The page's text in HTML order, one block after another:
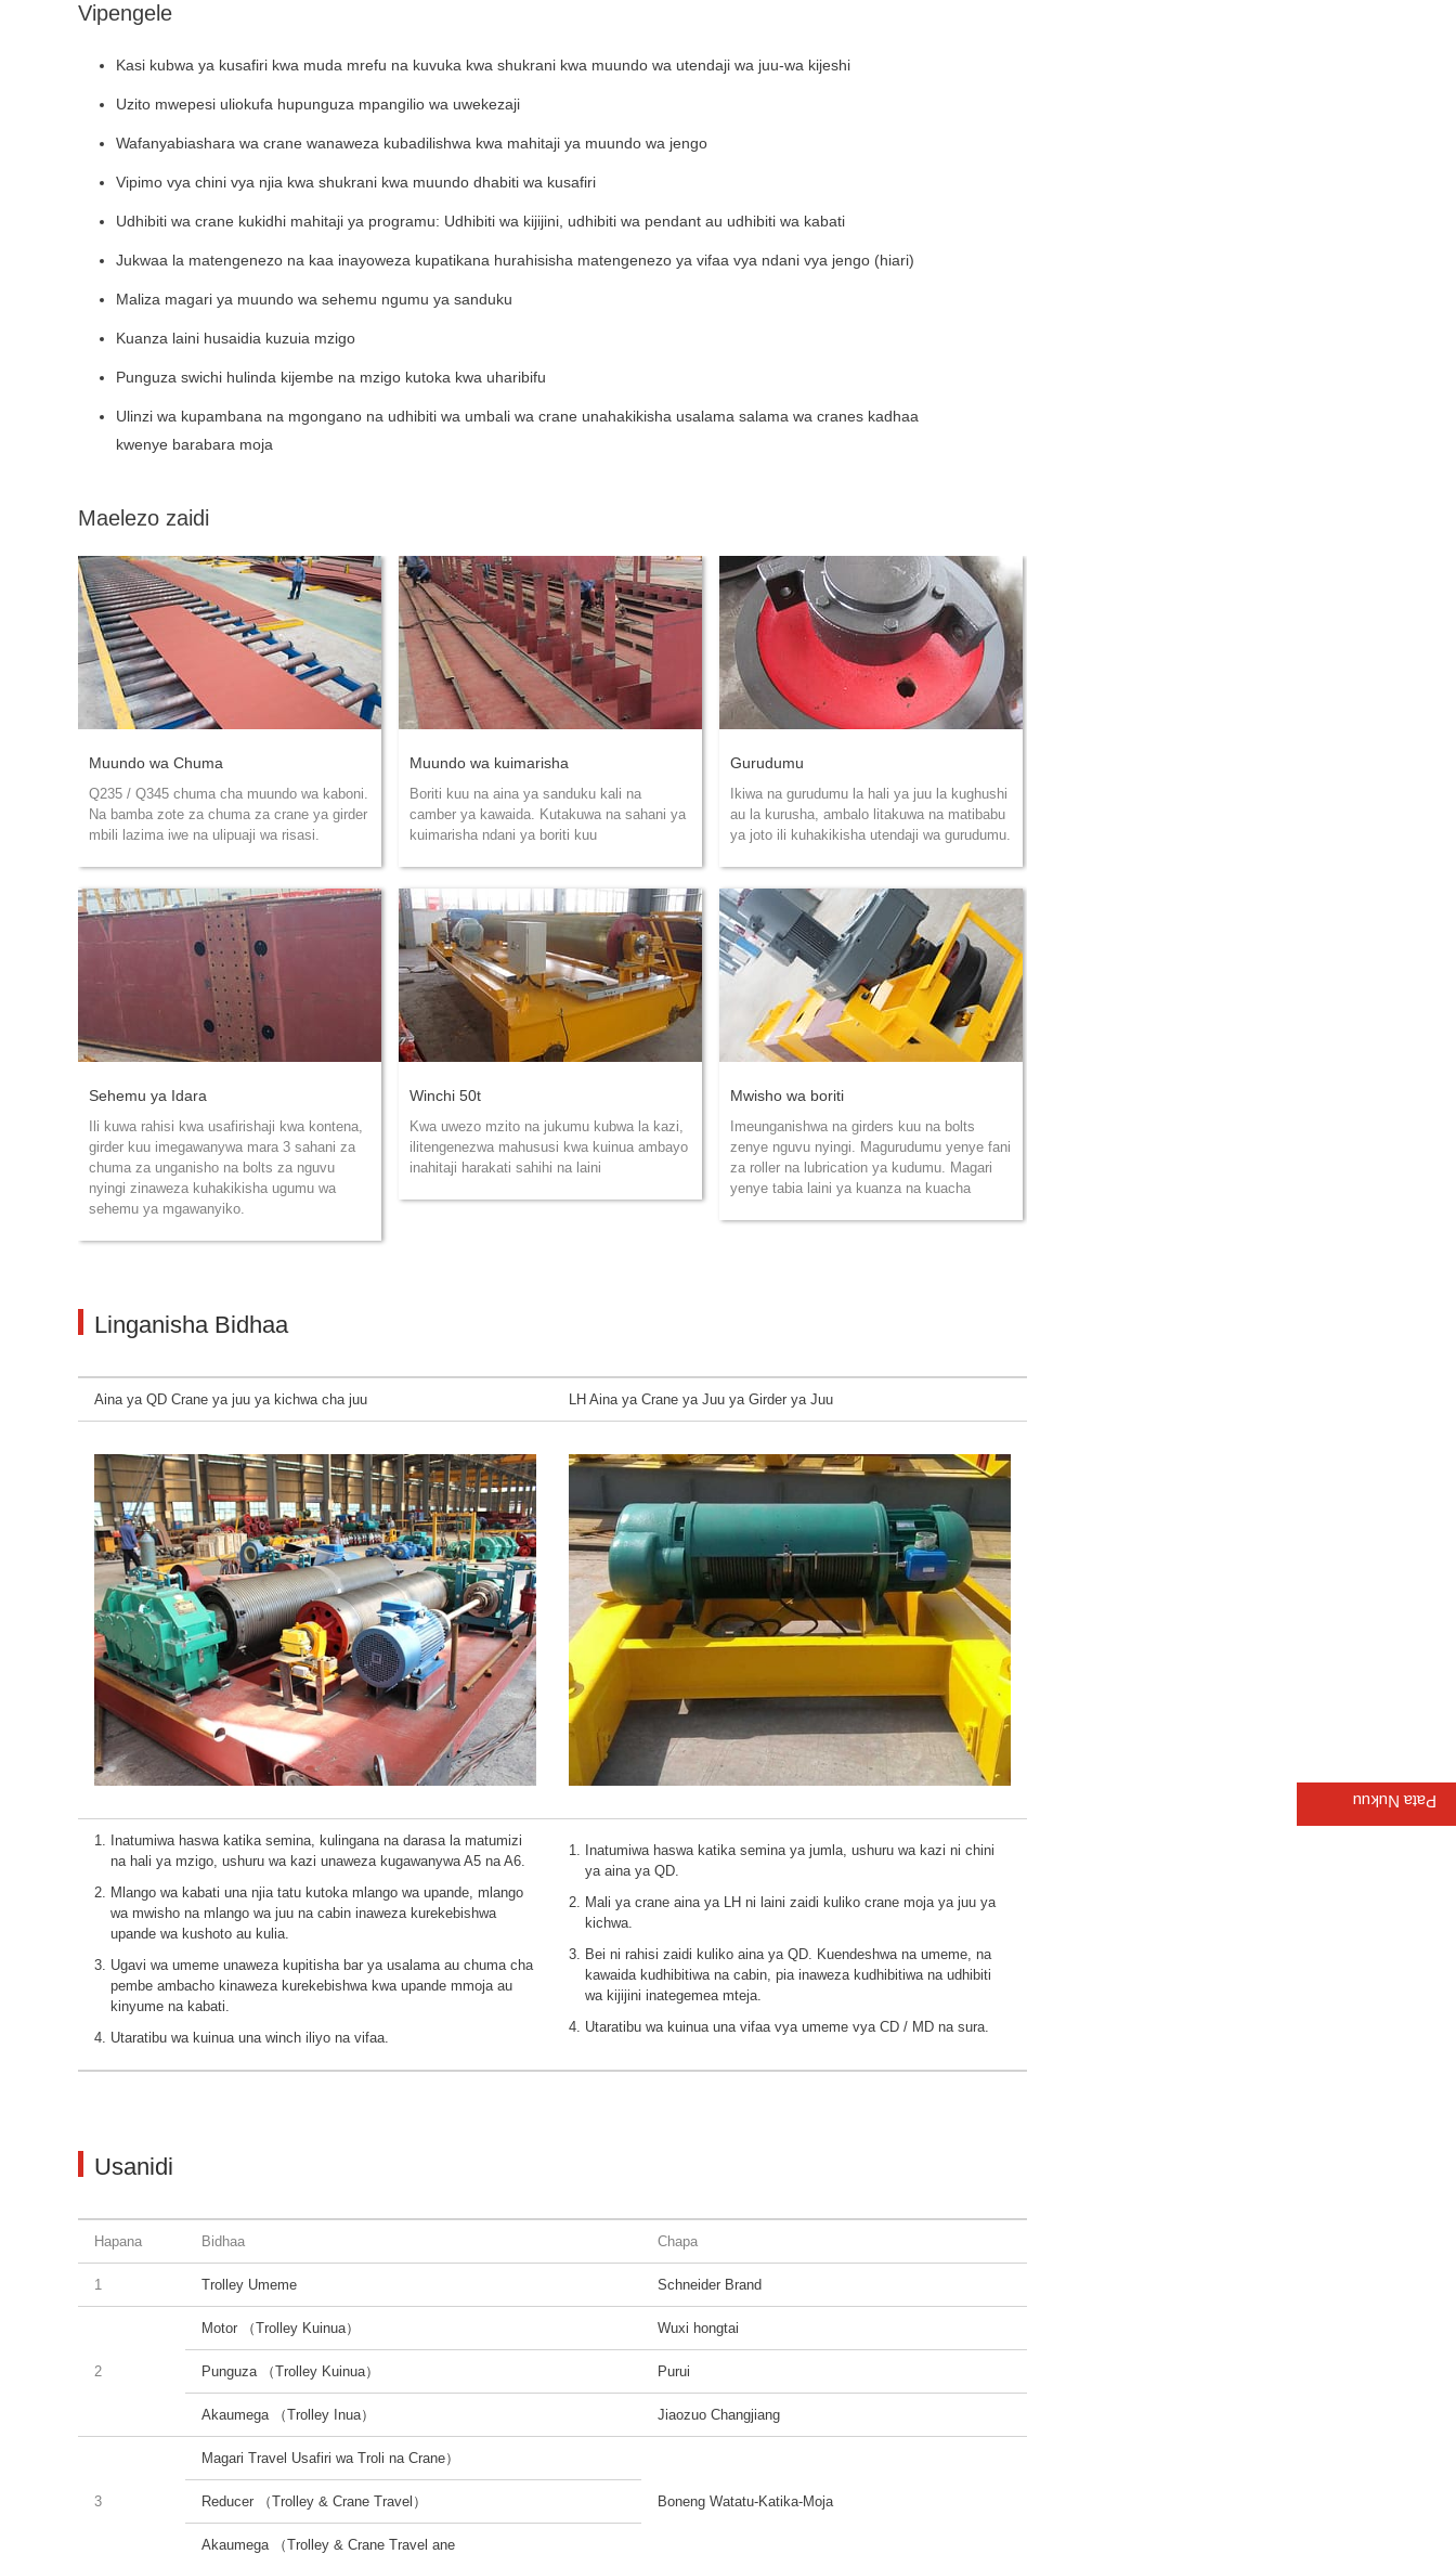
Vipengele
Kasi kubwa ya kusafiri kwa muda mrefu na kuvuka kwa shukrani kwa muundo wa utendaji wa juu-wa kijeshi
Uzito mwepesi uliokufa hupunguza mpangilio wa uwekezaji
Wafanyabiashara wa crane wanaweza kubadilishwa kwa mahitaji ya muundo wa jengo
Vipimo vya chini vya njia kwa shukrani kwa muundo dhabiti wa kusafiri
Udhibiti wa crane kukidhi mahitaji ya programu: Udhibiti wa kijijini, udhibiti wa pendant au udhibiti wa kabati
Jukwaa la matengenezo na kaa inayoweza kupatikana hurahisisha matengenezo ya vifaa vya ndani vya jengo (hiari)
Maliza magari ya muundo wa sehemu ngumu ya sanduku
Kuanza laini husaidia kuzuia mzigo
Punguza swichi hulinda kijembe na mzigo kutoka kwa uharibifu
Ulinzi wa kupambana na mgongano na udhibiti wa umbali wa crane unahakikisha usalama salama wa cranes kadhaa
kwenye barabara moja
Maelezo zaidi
Muundo wa Chuma
Q235 / Q345 chuma cha muundo wa kaboni.
Na bamba zote za chuma za crane ya girder
mbili lazima iwe na ulipuaji wa risasi.
Muundo wa kuimarisha
Boriti kuu na aina ya sanduku kali na
camber ya kawaida. Kutakuwa na sahani ya
kuimarisha ndani ya boriti kuu
Gurudumu
Ikiwa na gurudumu la hali ya juu la kughushi
au la kurusha, ambalo litakuwa na matibabu
ya joto ili kuhakikisha utendaji wa gurudumu.
Sehemu ya Idara
Ili kuwa rahisi kwa usafirishaji kwa kontena,
girder kuu imegawanywa mara 3 sahani za
chuma za unganisho na bolts za nguvu
nyingi zinaweza kuhakikisha ugumu wa
sehemu ya mgawanyiko.
Winchi 50t
Kwa uwezo mzito na jukumu kubwa la kazi,
ilitengenezwa mahususi kwa kuinua ambayo
inahitaji harakati sahihi na laini
Mwisho wa boriti
Imeunganishwa na girders kuu na bolts
zenye nguvu nyingi. Magurudumu yenye fani
za roller na lubrication ya kudumu. Magari
yenye tabia laini ya kuanza na kuacha
Linganisha Bidhaa
Aina ya QD Crane ya juu ya kichwa cha juu LH Aina ya Crane ya Juu ya Girder ya Juu
Inatumiwa haswa katika semina, kulingana na darasa la matumizi
na hali ya mzigo, ushuru wa kazi unaweza kugawanywa A5 na A6.
Mlango wa kabati una njia tatu kutoka mlango wa upande, mlango
wa mwisho na mlango wa juu na cabin inaweza kurekebishwa
upande wa kushoto au kulia.
Ugavi wa umeme unaweza kupitisha bar ya usalama au chuma cha
pembe ambacho kinaweza kurekebishwa kwa upande mmoja au
kinyume na kabati.
Utaratibu wa kuinua una winch iliyo na vifaa.
Inatumiwa haswa katika semina ya jumla, ushuru wa kazi ni chini
ya aina ya QD.
Mali ya crane aina ya LH ni laini zaidi kuliko crane moja ya juu ya
kichwa.
Bei ni rahisi zaidi kuliko aina ya QD. Kuendeshwa na umeme, na
kawaida kudhibitiwa na cabin, pia inaweza kudhibitiwa na udhibiti
wa kijijini inategemea mteja.
Utaratibu wa kuinua una vifaa vya umeme vya CD / MD na sura.
Usanidi
Hapana Bidhaa Chapa
1 Trolley Umeme Schneider Brand
2
Motor （Trolley Kuinua） Wuxi hongtai
Punguza （Trolley Kuinua） Purui
Akaumega （Trolley Inua） Jiaozuo Changjiang
3
Magari Travel Usafiri wa Troli na Crane）
Boneng Watatu-Katika-Moja
Reducer （Trolley & Crane Travel）
Akaumega （Trolley & Crane Travel ane
Pata Nukuu